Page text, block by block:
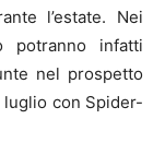
l’estate. Nei
infatti
nel prospetto
con Spider-